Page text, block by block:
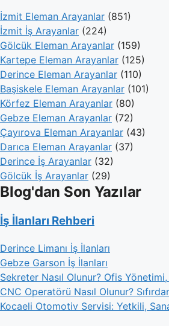
İzmit Eleman Arayanlar (851)
İzmit İş Arayanlar (224)
Gölcük Eleman Arayanlar (159)
Kartepe Eleman Arayanlar (125)
Derince Eleman Arayanlar (110)
Başiskele Eleman Arayanlar (101)
Körfez Eleman Arayanlar (80)
Gebze Eleman Arayanlar (72)
Çayırova Eleman Arayanlar (43)
Darıca Eleman Arayanlar (37)
Derince İş Arayanlar (32)
Gölcük İş Arayanlar (29)
Blog'dan Son Yazılar
İş İlanları Rehberi
Derince Limanı İş İlanları
Gebze Garson İş İlanları
Sekreter Nasıl Olunur? Ofis
CNC Operatörü Nasıl Olunur?
Kocaeli Otomotiv Servisi: Yetkili,